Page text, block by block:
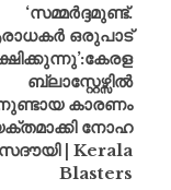
‘സമ്മർദ്ദമുണ്ട്.
ഒരുപാട്
ബ്ലാസ്റ്റേഴ്സിൽ
കാരണം
നോഹ
സദൗയി | Kerala
Blasters